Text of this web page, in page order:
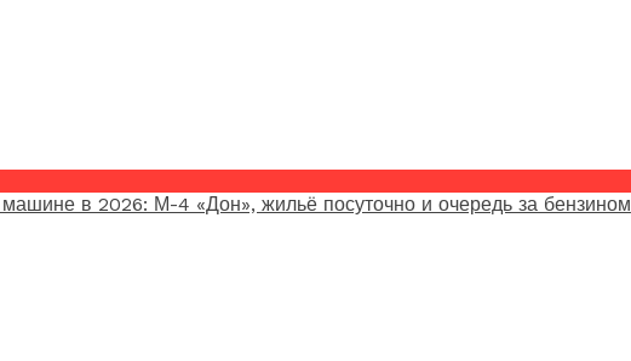
в 2026: М-4 «Дон», жильё посуточно и очередь за бензином